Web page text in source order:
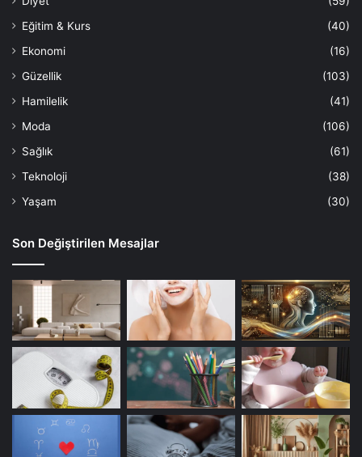
Eğitim & Kurs
(40)
Ekonomi
(16)
Güzellik
(103)
Hamilelik
(41)
Moda
(106)
Sağlık
(61)
Teknoloji
(38)
Yaşam
(30)
Son Değiştirilen Mesajlar